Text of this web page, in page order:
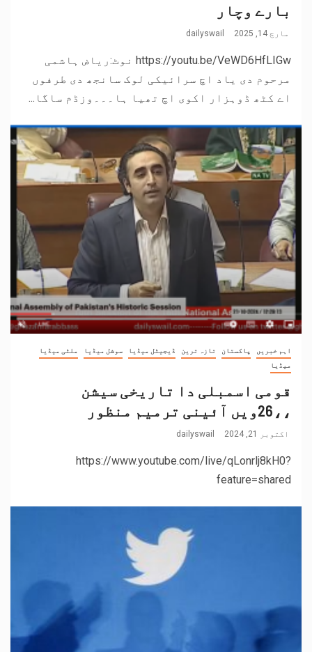
بارے وچار
مارچ 14, 2025 dailyswail
https://youtu.be/VeWD6HfLIGw نوٹ:ریاض ہاشمی
مرحوم دی یاد اچ سرائیکی لوک سانجھ دی طرفوں
اے کٹھ ڈوہزار اکوی اچ تھیا ہا۔۔۔وزڈم ساگا...
اہم خبریں پاکستان تازہ ترین ڈیجیٹل میڈیا سوشل میڈیا
ملٹی میڈیا
میڈیا
قومی اسمبلی دا تاریخی سیشن
،،26ویں آئینی ترمیم منظور
اکتوبر 21, 2024 dailyswail
https://www.youtube.com/live/qLonrlj8kH0?
feature=shared